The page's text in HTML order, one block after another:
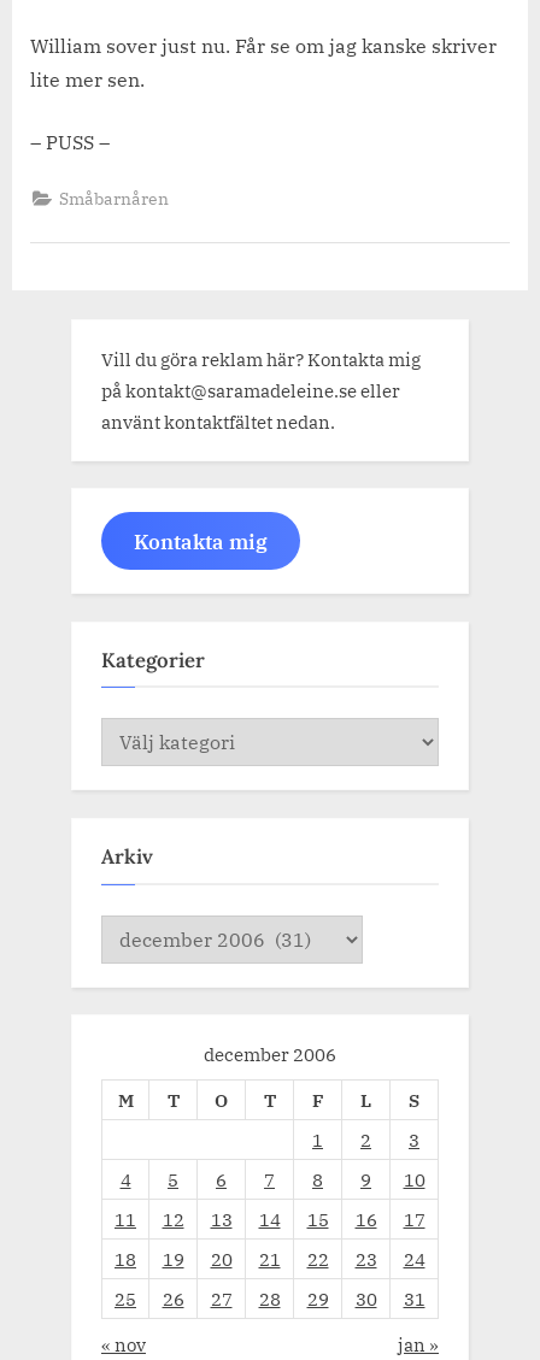
William sover just nu. Får se om jag kanske skriver
lite mer sen.
– PUSS –
Småbarnåren
Vill du göra reklam här? Kontakta mig
på kontakt@saramadeleine.se eller
använt kontaktfältet nedan.
Kontakta mig
Kategorier
Kategorier
Arkiv
Arkiv
december 2006
M
T O T F L
S
1
2
3
4
5 6 7 8 9
10
11
12 13 14 15 16
17
18
19 20 21 22 23
24
25
26 27 28 29 30
31
« nov
jan »